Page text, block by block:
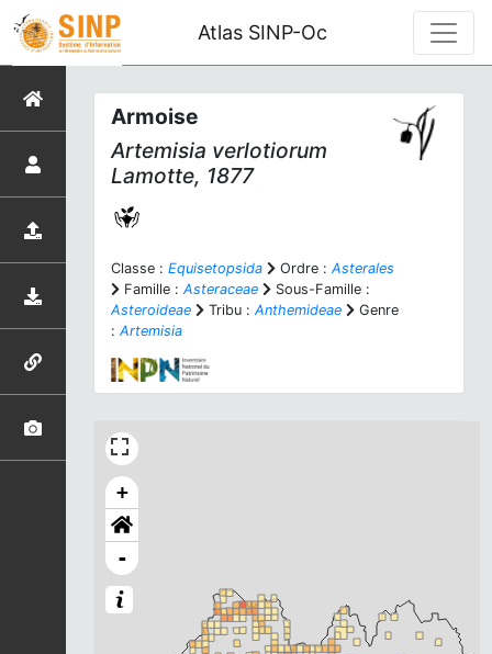
Atlas SINP-Oc
Armoise
Artemisia verlotiorum
Lamotte, 1877
Classe : Equisetopsida Ordre : Asterales
Famille : Asteraceae
Sous-Famille :
Asteroideae
Tribu : Anthemideae
Genre
: Artemisia
+
-